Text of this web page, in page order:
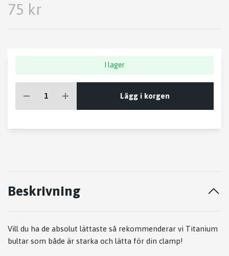
75 kr
I lager
Lägg i korgen
Beskrivning
Vill du ha de absolut lättaste så rekommenderar vi Titanium
bultar som både är starka och lätta för din clamp!